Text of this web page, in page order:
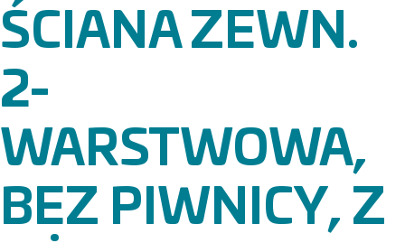
ŚCIANA ZEWN.
2-
WARSTWOWA,
BEZ PIWNICY, Z